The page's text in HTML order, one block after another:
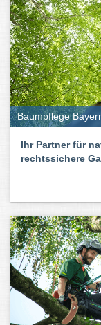
Baumpflege
Ihr Partner für
rechtssichere